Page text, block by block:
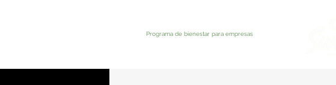
Programa de bienestar para empresas